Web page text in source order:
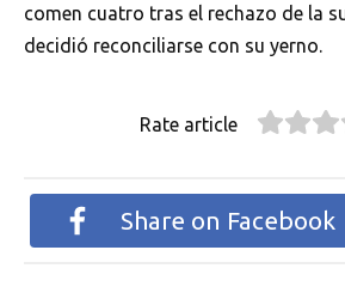
comen cuatro tras el rechazo de la
decidió reconciliarse con su yerno.
Rate article
Share on Facebook